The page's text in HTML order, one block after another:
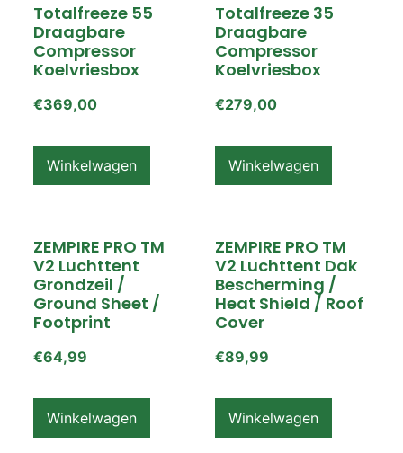
Totalfreeze 55
Draagbare
Compressor
Koelvriesbox
€369,00
Winkelwagen
Totalfreeze 35
Draagbare
Compressor
Koelvriesbox
€279,00
Winkelwagen
ZEMPIRE PRO TM
V2 Luchttent
Grondzeil /
Ground Sheet /
Footprint
€64,99
Winkelwagen
ZEMPIRE PRO TM
V2 Luchttent Dak
Bescherming /
Heat Shield / Roof
Cover
€89,99
Winkelwagen